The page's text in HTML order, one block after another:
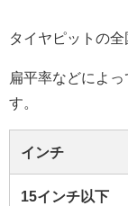
タイヤピットの全
扁平率などによ
す。
インチ
15インチ以下